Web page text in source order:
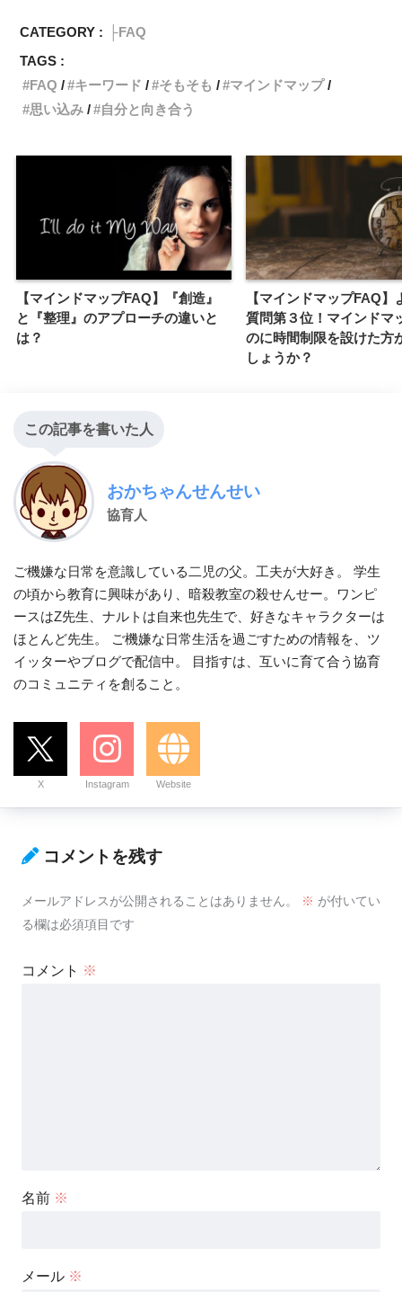
CATEGORY :
├FAQ
TAGS :
FAQ
キーワード そもそも
マインドマップ
思い込み
自分と向き合う
【マインドマップFAQ】『創造』
と『整理』のアプローチの違いと
は？
【マインドマップFAQ】
質問第３位！マインドマ
のに時間制限を設けた方
しょうか？
この記事を書いた人
おかちゃんせんせい
協育人
ご機嫌な日常を意識している二児の父。工夫が大好き。 学生
の頃から教育に興味があり、暗殺教室の殺せんせー。ワンピ
ースはZ先生、ナルトは自来也先生で、好きなキャラクターは
ほとんど先生。 ご機嫌な日常生活を過ごすための情報を、ツ
イッターやブログで配信中。 目指すは、互いに育て合う協育
のコミュニティを創ること。
X Instagram Website
コメントを残す
メールアドレスが公開されることはありません。 ※ が付いてい
る欄は必須項目です
コメント ※
名前 ※
メール ※